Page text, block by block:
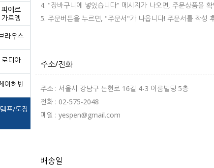
피에르
가르뎅
라우스
로디아
이허빈
프/도장
4. "장바구니에 넣었습니다" 메시지가 나오면, 주문상품을
5. 주문버튼을 누르면, "주문서"가 나옵니다! 주문서를 작성
주소/전화
주소 : 서울시 강남구 논현로 16길 4-3 이룸빌딩 5층
전화 : 02-575-2048
메일 : yespen@gmail.com
배송일